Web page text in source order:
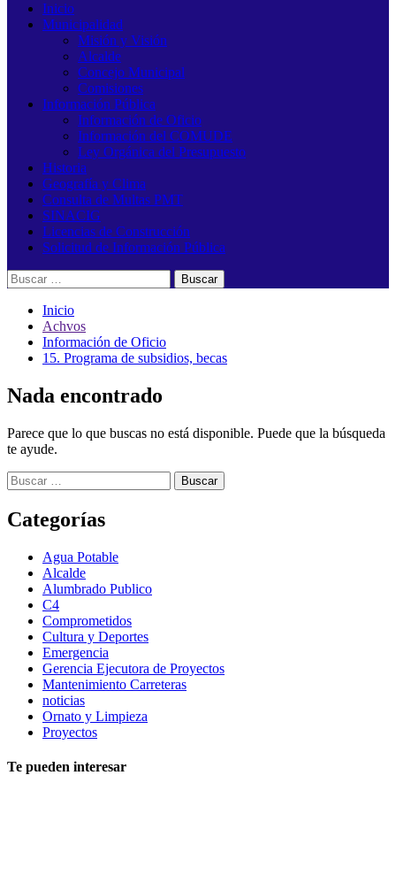
Inicio
Municipalidad
Misión y Visión
Alcalde
Concejo Municipal
Comisiones
Información Pública
Información de Oficio
Información del COMUDE
Ley Orgánica del Presupuesto
Historia
Geografía y Clima
Consulta de Multas PMT
SINACIG
Licencias de Construcción
Solicitud de Información Pública
Buscar:
Inicio
Achvos
Información de Oficio
15. Programa de subsidios, becas
Nada encontrado
Parece que lo que buscas no está disponible. Puede que la búsqueda
te ayude.
Buscar:
Categorías
Agua Potable
Alcalde
Alumbrado Publico
C4
Comprometidos
Cultura y Deportes
Emergencia
Gerencia Ejecutora de Proyectos
Mantenimiento Carreteras
noticias
Ornato y Limpieza
Proyectos
Te pueden interesar